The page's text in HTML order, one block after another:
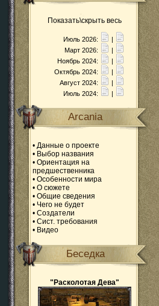
Показать\скрыть весь
Июль 2026:
|
Март 2026:
|
Ноябрь 2024:
|
Октябрь 2024:
|
Август 2024:
|
Июль 2024:
|
Arcania
• Данные о проекте
• Выбор названия
• Ориентация на
предшественника
• Особенности мира
• О сюжете
• Общие сведения
• Чего не будет
• Создатели
• Сист. требования
• Видео
Беседка
"Расколотая Дева"